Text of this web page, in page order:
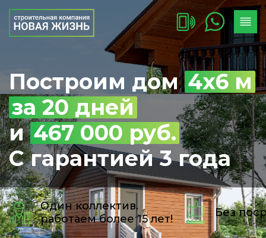
Построим дом4х6 м
за 20 дней
и467 000 руб.
С гарантией 3 года
Один коллектив.
работаем более 15 лет!
Без